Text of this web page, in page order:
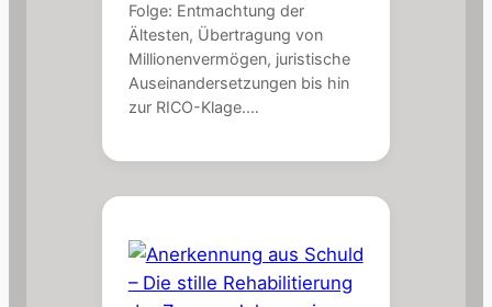
Folge: Entmachtung der
Ältesten, Übertragung von
Millionenvermögen, juristische
Auseinandersetzungen bis hin
zur RICO-Klage.…